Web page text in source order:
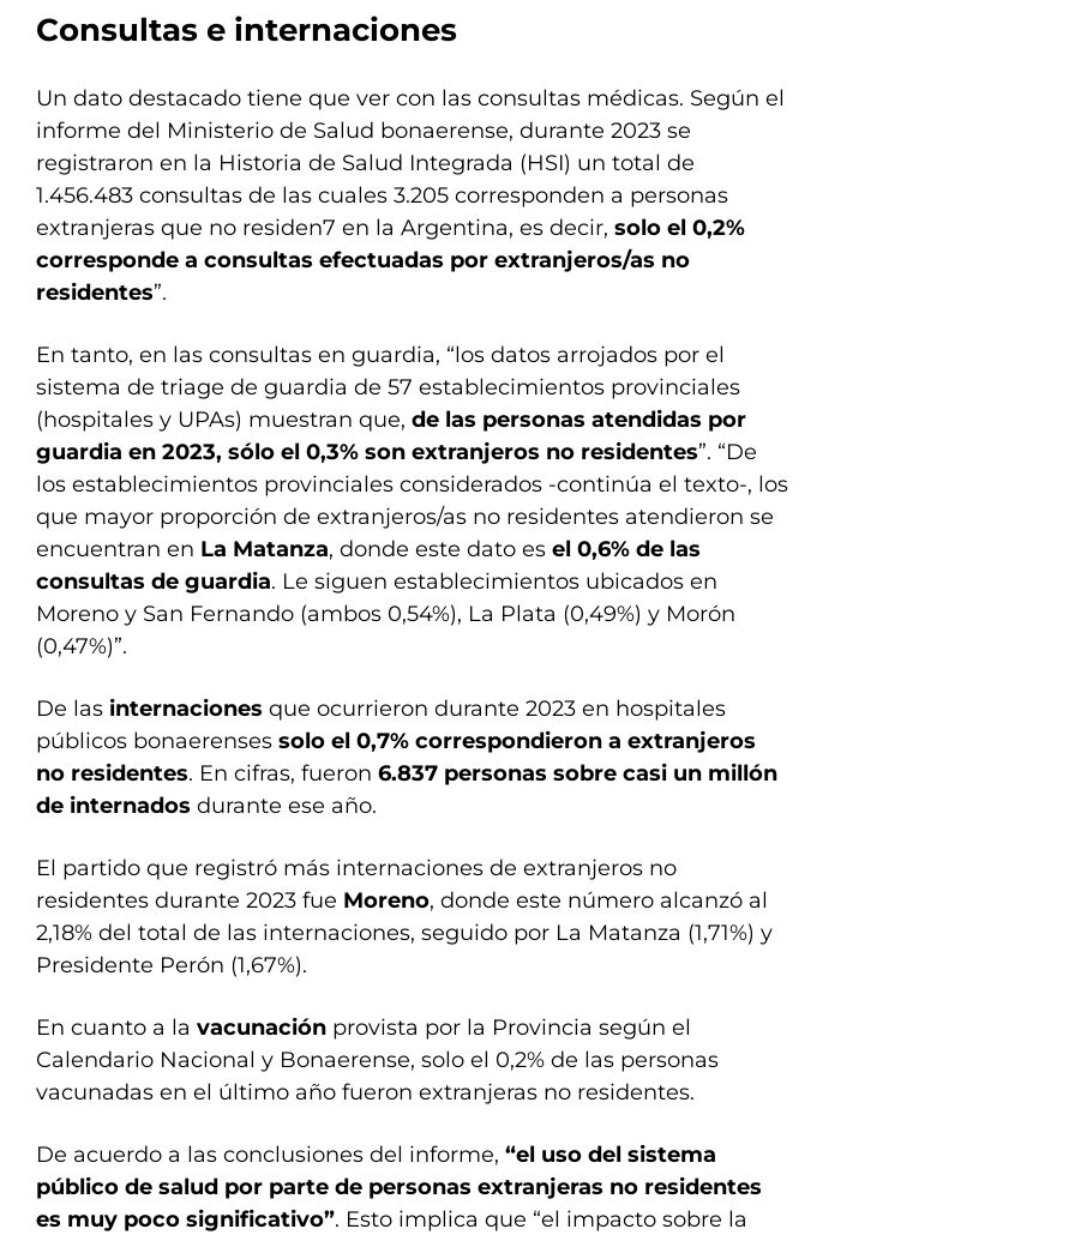
Consultas e internaciones
Un dato destacado tiene que ver con las consultas médicas. Según el
informe del Ministerio de Salud bonaerense, durante 2023 se
registraron en la Historia de Salud Integrada (HSI) un total de
1.456.483 consultas de las cuales 3.205 corresponden a personas
extranjeras que no residen7 en la Argentina, es decir, solo el 0,2%
corresponde a consultas efectuadas por extranjeros/as no
residentes”.
En tanto, en las consultas en guardia, “los datos arrojados por el
sistema de triage de guardia de 57 establecimientos provinciales
(hospitales y UPAs) muestran que, de las personas atendidas por
guardia en 2023, sólo el 0,3% son extranjeros no residentes”. “De
los establecimientos provinciales considerados -continúa el texto-, los
que mayor proporción de extranjeros/as no residentes atendieron se
encuentran en La Matanza, donde este dato es el 0,6% de las
consultas de guardia. Le siguen establecimientos ubicados en
Moreno y San Fernando (ambos 0,54%), La Plata (0,49%) y Morón
(0,47%)”.
De las internaciones que ocurrieron durante 2023 en hospitales
públicos bonaerenses solo el 0,7% correspondieron a extranjeros
no residentes. En cifras, fueron 6.837 personas sobre casi un millón
de internados durante ese año.
El partido que registró más internaciones de extranjeros no
residentes durante 2023 fue Moreno, donde este número alcanzó al
2,18% del total de las internaciones, seguido por La Matanza (1,71%) y
Presidente Perón (1,67%).
En cuanto a la vacunación provista por la Provincia según el
Calendario Nacional y Bonaerense, solo el 0,2% de las personas
vacunadas en el último año fueron extranjeras no residentes.
De acuerdo a las conclusiones del informe, “el uso del sistema
público de salud por parte de personas extranjeras no residentes
es muy poco significativo”. Esto implica que “el impacto sobre la